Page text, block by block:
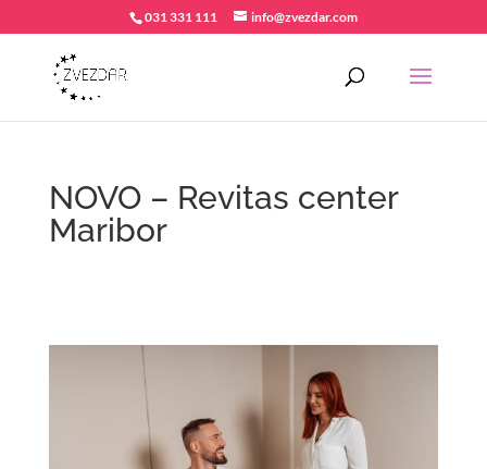
031 331 111 info@zvezdar.com
NOVO – Revitas center
Maribor